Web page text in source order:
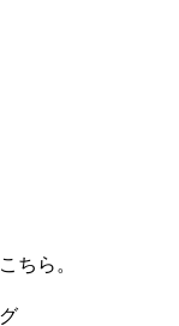
ちら。